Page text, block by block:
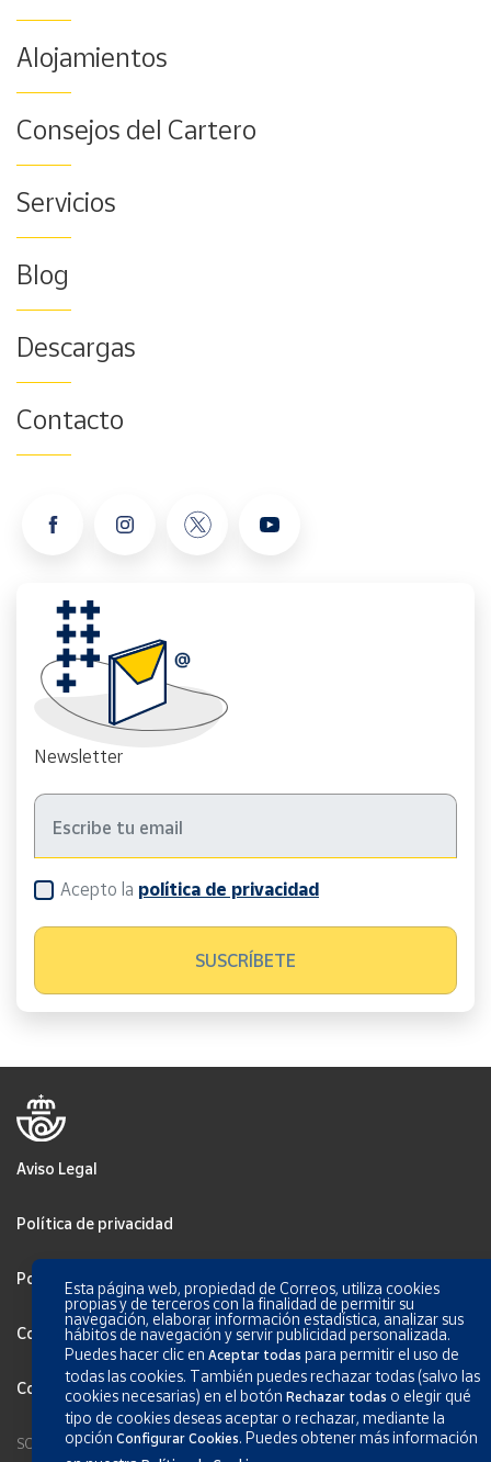
Alojamientos
Consejos del Cartero
Servicios
Blog
Descargas
Contacto
Newsletter
Acepto la política de privacidad
Aviso Legal
Política de privacidad
Política de Cookies
Configurar Cookies
Condiciones generales de los servicios
SOCIEDAD ESTATAL CORREOS Y TELÉGRAFOS, S.A., S.M.E. Todos los
Esta página web, propiedad de Correos, utiliza cookies
propias y de terceros con la finalidad de permitir su
navegación, elaborar información estadística, analizar sus
hábitos de navegación y servir publicidad personalizada.
Puedes hacer clic enAceptar todas para permitir el uso de
todas las cookies. También puedes rechazar todas (salvo las
cookies necesarias) en el botónRechazar todas o elegir qué
tipo de cookies deseas aceptar o rechazar, mediante la
opciónConfigurar Cookies. Puedes obtener más información